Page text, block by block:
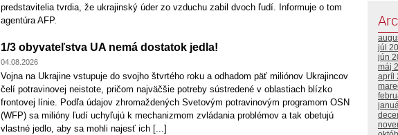
predstavitelia tvrdia, že ukrajinský úder zo vzduchu zabil dvoch ľudí. Informuje o tom
agentúra AFP.
1/3 obyvateľstva UA nemá dostatok jedla!
04.08.2026
Vojna na Ukrajine vstupuje do svojho štvrtého roku a odhadom päť miliónov Ukrajincov
čelí potravinovej neistote, pričom najväčšie potreby sústredené v oblastiach blízko
frontovej línie. Podľa údajov zhromaždených Svetovým potravinovým programom OSN
(WFP) sa milióny ľudí uchyľujú k mechanizmom zvládania problémov a tak obetujú
vlastné jedlo, aby sa mohli najesť ich [...]
júl
jún
máj
apríl